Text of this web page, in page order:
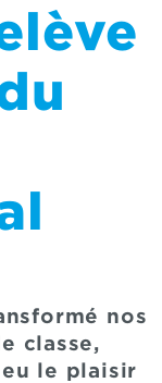
nos
classe,
le plaisir